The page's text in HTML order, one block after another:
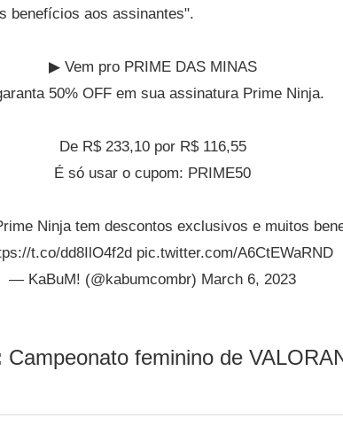
benefícios aos assinantes".
▶ Vem pro PRIME DAS MINAS
50% OFF em sua assinatura Prime Ninja.
De R$ 233,10 por R$ 116,55
É só usar o cupom: PRIME50
Ninja tem descontos exclusivos e muitos
t.co/dd8IlO4f2d pic.twitter.com/A6CtEWaRND
— KaBuM! (@kabumcombr) March 6, 2023
Campeonato feminino de